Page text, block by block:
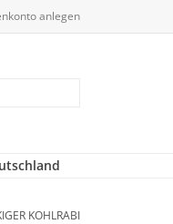
anlegen
KOHLRABI